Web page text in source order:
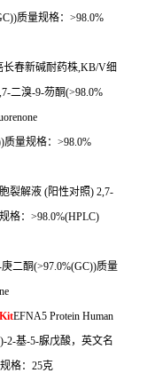
质量规格： >98.0%
长春新碱耐药株,KB/V细
二溴-9-芴酮(>98.0%
质量规格： >98.0%
裂解液 (阳性对照) 2,7-
格： >98.0%(HPLC)
庚二酮(>97.0%(GC))质量
EFNA5 Protein Human
2-基-5-脲戊酸，英文名
格： 25克